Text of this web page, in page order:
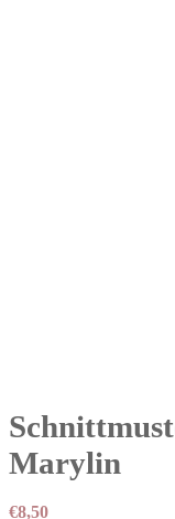
Marylin
€8,50